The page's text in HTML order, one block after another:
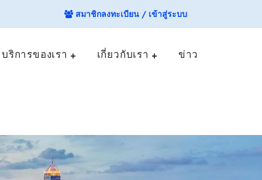
สมาชิกลงทะเบียน / เข้าสู่ระบบ
บริการของเรา เกี่ยวกับเรา ข่าว